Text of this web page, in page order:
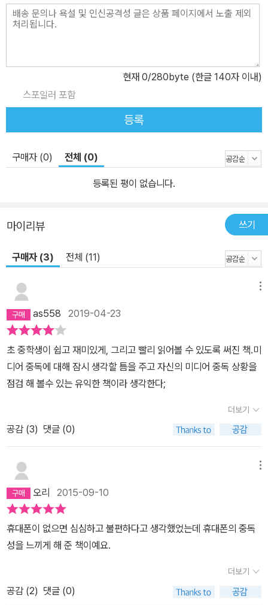
이번 일을 계기로 친구 관계를 다시 한 번 생각해 보고, 우정의 깊이는
‘횟수’가 아닌, ‘진심’임을 깨닫는다. 이 책은 아이들이 처한 문제를 해
보여 준다. 아빠 역시 휴대폰 의존도가 높다는 걸 인정하고 사용을 자
제함으로써 딸을 이해하고 고통을 함께 나눈다. 선생님은 다리아가
발표 수업을 한 뒤에 반 아이들에게 ‘단절 프로젝트’에 참여해 볼 것을
제안한다. 다리아뿐 아니라 반의 모든 아이들이 스스로 휴대폰 중독
에 대해 생각해 볼 수 있도록 유도한 것이다. 휴대폰 중독은 비단 아이
읽어야 할 소설이기도 하다. 이 책을 읽고 부모와 자녀, 선생님과 학생
혹은 친구들끼리 휴대폰에 대한 생각을 서로 나누다 보면 자연스럽게
다. 새로운 학교로 전학을 간 뒤에도 끊임없이 연락을 주고받으며 떠
사 온 곳에서 친구를 사귈 생각이 전혀 없고, 문자 메시지, 이메일, 페
라는 여자아이가 전학을 온다. 휴대폰에 빠져 사는 다리아와는 달리
클리오는 휴대폰이 없다. 집에는 컴퓨터도 텔레비전도 없어서 인터넷
은 학교 도서관에서 한다. 달라도 너무 다른 다리아와 클리오, 그 둘은
서서히 서로의 삶에 스며든다. “그거, 중독될 수 있는 거 알지?” 나는
뜨악한 표정으로 클리오를 쳐다보았다. “이메일, 문자 메시지, 인터
넷, 게임, 트위터, 페이스북. 그런 것 모두.” 클리오가 덧붙여 말했다.
기로 얼마나 떠들썩한데. 기사도 많고 연구 논문도 나와 있어.” 클리
오가 모자에 달린 꽃 하나를 손으로 만지작거렸다. “나는 중독에 대해
서 많이 알아봤거든.” 이 말에 굳이 대꾸할 필요가 없다고 생각했다. -
34~35쪽에서 “우리 집엔 컴퓨터가 아예 없는걸.” “컴퓨터가 없다
고?” 얘는 도대체 어느 행성에서 온 애람? “컴퓨터는 도서관에 가서
하면 돼.” 클리오가 활짝 웃었다. “전화기는?” “물론 있지.” 클리오가
씩 웃으면서 손바닥으로 이마를 탁 쳤다. “이런 바보같이. 너, 휴대폰
말하는 거지? 없어.” 휴대폰, 그러니까 스마트폰이나 아이패드 같은
는 여행 비용을 마련하기 위해 엄마 친구네 집에서 아이를 돌보는 아
현재 0/280byte (한글 140자 이내)
스포일러 포함
등록
구매자 (0) 전체 (0)
등록된 평이 없습니다.
마이리뷰 쓰기
구매자 (3) 전체 (11)
as558 2019-04-23
초 중학생이 쉽고 재미있게, 그리고 빨리 읽어볼 수 있도록 써진 책.미
디어 중독에 대해 잠시 생각할 틈을 주고 자신의 미디어 중독 상황을
점검 해 볼수 있는 유익한 책이라 생각한다;
더보기
공감 (3) 댓글 (0)
오리 2015-09-10
휴대폰이 없으면 심심하고 불편하다고 생각했었는데 휴대폰의 중독
성을 느끼게 해 준 책이예요.
더보기
공감 (2) 댓글 (0)